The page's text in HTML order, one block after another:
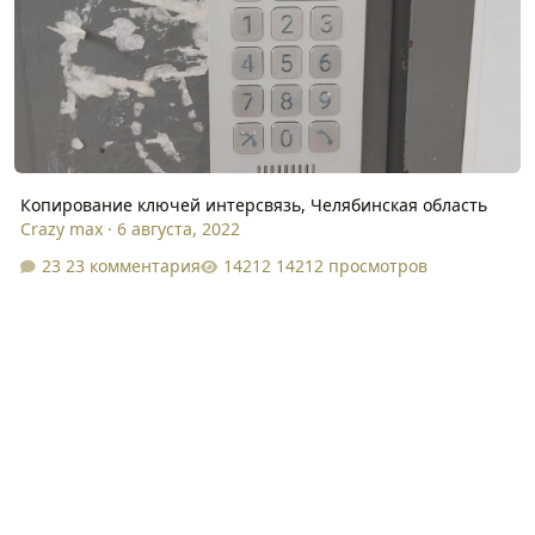
Копирование ключей интерсвязь, Челябинская область
Crazy max· 6 августа, 2022
23 комментария
14212 просмотров